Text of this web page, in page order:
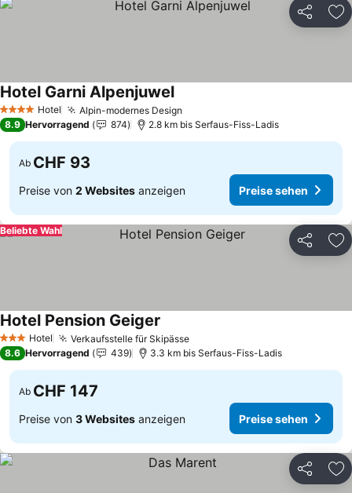
Teilen
4 Sterne Hotel Alpin-modernes Design
Hotel Garni Alpenjuwel
8.9 Hervorragend 874 2.8 km bis Serfaus-Fiss-Ladis
Ab CHF 93
Preise von 2 Websites anzeigen Preise sehen
Teilen
Beliebte Wahl
3 SterneHotel Verkaufsstelle für Skipässe
Hotel Pension Geiger
8.6 Hervorragend 439 3.3 km bis Serfaus-Fiss-Ladis
Ab CHF 147
Preise von 3 Websites anzeigen Preise sehen
Teilen